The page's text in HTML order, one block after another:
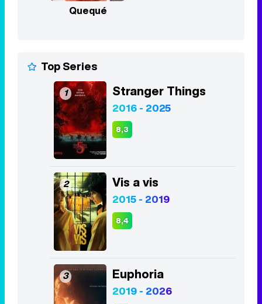
Quequé
Top Series
1 Stranger Things
2016 - 2025
8,3
2 Vis a vis
2015 - 2019
8,4
3 Euphoria
2019 - 2026